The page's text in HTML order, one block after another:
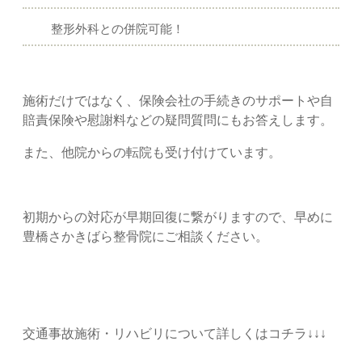
整形外科との併院可能！
施術だけではなく、保険会社の手続きのサポートや自
賠責保険や慰謝料などの疑問質問にもお答えします。
また、他院からの転院も受け付けています。
初期からの対応が早期回復に繋がりますので、早めに
豊橋さかきばら整骨院にご相談ください。
交通事故施術・リハビリについて詳しくはコチラ↓↓↓